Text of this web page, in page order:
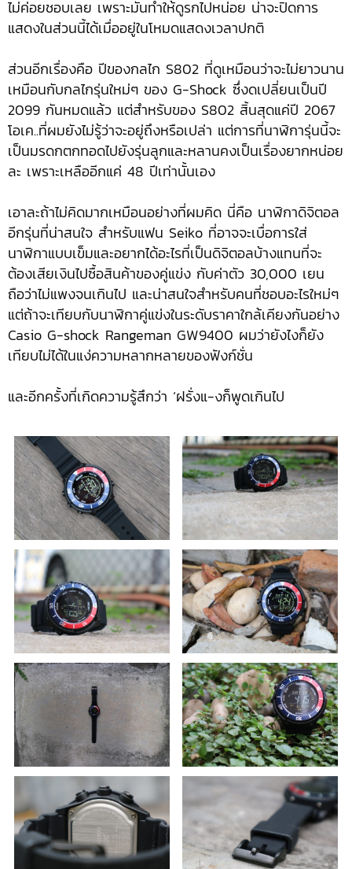
ไม่ค่อยชอบเลย เพราะมันทำให้ดูรกไปหน่อย น่าจะปิดการ
แสดงในส่วนนี้ได้เมื่ออยู่ในโหมดแสดงเวลาปกติ
ส่วนอีกเรื่องคือ ปีของกลไก S802 ที่ดูเหมือนว่าจะไม่ยาวนาน
เหมือนกับกลไกรุ่นใหม่ๆ ของ G-Shock ซึ่งดเปลี่ยนเป็นปี
2099 กันหมดแล้ว แต่สำหรับของ S802 สิ้นสุดแค่ปี 2067
โอเค..ที่ผมยังไม่รู้ว่าจะอยู่ถึงหรือเปล่า แต่การที่นาฬิการุ่นนี้จะ
เป็นมรดกตกทอดไปยังรุ่นลูกและหลานคงเป็นเรื่องยากหน่อย
ละ เพราะเหลืออีกแค่ 48 ปีเท่านั้นเอง
เอาละถ้าไม่คิดมากเหมือนอย่างที่ผมคิด นี่คือ นาฬิกาดิจิตอล
อีกรุ่นที่น่าสนใจ สำหรับแฟน Seiko ที่อาจจะเบื่อการใส่
นาฬิกาแบบเข็มและอยากได้อะไรที่เป็นดิจิตอลบ้างแทนที่จะ
ต้องเสียเงินไปซื้อสินค้าของคู่แข่ง กับค่าตัว 30,000 เยน
ถือว่าไม่แพงจนเกินไป และน่าสนใจสำหรับคนที่ชอบอะไรใหม่ๆ
แต่ถ้าจะเทียบกับนาฬิกาคู่แข่งในระดับราคาใกล้เคียงกันอย่าง
Casio G-shock Rangeman GW9400 ผมว่ายังไงก็ยัง
เทียบไม่ได้ในแง่ความหลากหลายของฟังก์ชั่น
และอีกครั้งที่เกิดความรู้สึกว่า ‘ฝรั่งแ-งก็พูดเกินไป